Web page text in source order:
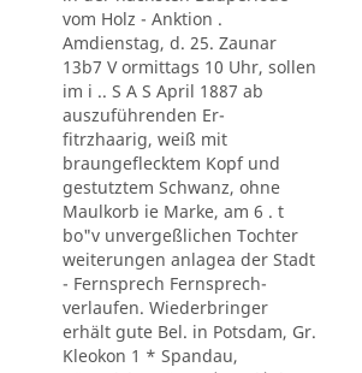
vom Holz - Anktion .
Amdienstag, d. 25. Zaunar
13b7 V ormittags 10 Uhr, sollen
im i .. S A S April 1887 ab
auszuführenden Er-
fitrzhaarig, weiß mit
braungeflecktem Kopf und
gestutztem Schwanz, ohne
Maulkorb ie Marke, am 6 . t
bo"v unvergeßlichen Tochter
weiterungen anlagea der Stadt
- Fernsprech Fernsprech-
verlaufen. Wiederbringer
erhält gute Bel. in Potsdam, Gr.
Kleokon 1 * Spandau,